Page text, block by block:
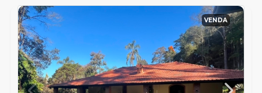
VENDA